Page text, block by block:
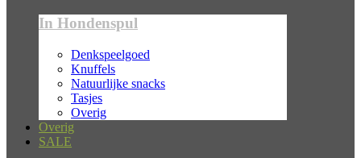
In Hondenspul
Denkspeelgoed
Knuffels
Natuurlijke snacks
Tasjes
Overig
Overig
SALE